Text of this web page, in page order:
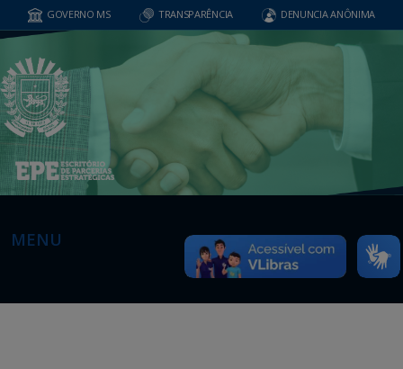
GOVERNO MS TRANSPARÊNCIA DENUNCIA ANÔNIMA
MENU